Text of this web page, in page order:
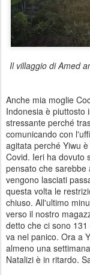
Il villaggio di Amed
Anche mia moglie
Indonesia è piuttosto
stressante perché
comunicando con
agitata perché Yiwu
Covid. Ieri ha dovuto
pensato che
vengono lasciati
questa volta le
chiuso. All'ultimo
verso il nostro
detto che ci sono
va nel panico. Ora a
almeno una
Natalizi è in ritardo.